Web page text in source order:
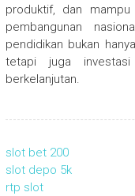
produktif, dan
pembangunan
pendidikan bukan
tetapi juga
berkelanjutan.
slot bet 200
slot depo 5k
rtp slot